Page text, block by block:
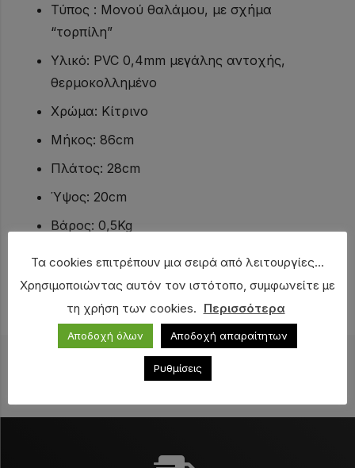
ποσότητα
Τύπος : Μονού θαλάμου, με σχήμα
“τορπίλη”
Υλικό: PVC 0,4mm μεγάλης αντοχής,
θερμοκολλημένο
Χρώμα: Κίτρινο
Μήκος: 86cm
Πλάτος: 28cm
Ύψος: 20cm
Βάρος: 0,5Kg
Περιλαμβάνεται σχοινί νάυλον 20m με
πλαστικό γάντζο
Τα cookies επιτρέπουν μια σειρά από λειτουργίες...
Χρησιμοποιώντας αυτόν τον ιστότοπο, συμφωνείτε με
τη χρήση των cookies. Περισσότερα
Αποδοχή όλων Αποδοχή απαραίτητων
Ρυθμίσεις